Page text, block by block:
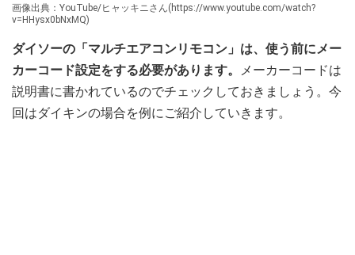
画像出典：YouTube/ヒャッキニさん(https://www.youtube.com/watch?
v=HHysx0bNxMQ)
ダイソーの「マルチエアコンリモコン」は、使う前にメー
カーコード設定をする必要があります。
メーカーコードは
説明書に書かれているのでチェックしておきましょう。今
回はダイキンの場合を例にご紹介していきます。